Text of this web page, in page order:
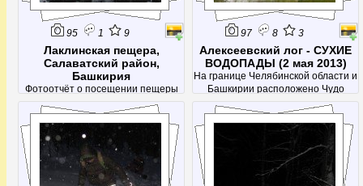
95 1 9
Лаклинская пещера,
Салаватский район,
Башкирия
Фотоотчёт о посещении пещеры
23 февраля 2012 года
97 8 3
Алексеевский лог - СУХИЕ
ВОДОПАДЫ (2 мая 2013)
На границе Челябинской области и
Башкирии расположено Чудо
природы — Алексеевский лог или
Сухие водопады.Вода по длинному
каскаду степеней стекает в реку
Ай. Летом здесь сухо, вода бывает
только весной. В этой галерее
представлен фототчёт о
посещении Водо